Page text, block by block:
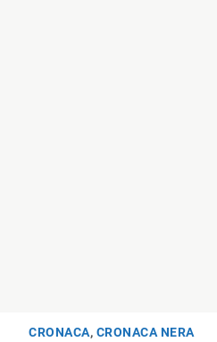
CRONACA, CRONACA NERA